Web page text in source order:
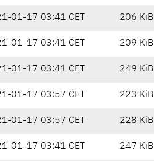
01-17 03:41 CET 206 KiB
01-17 03:41 CET 209 KiB
01-17 03:41 CET 249 KiB
01-17 03:57 CET 223 KiB
01-17 03:57 CET 228 KiB
01-17 03:41 CET 247 KiB